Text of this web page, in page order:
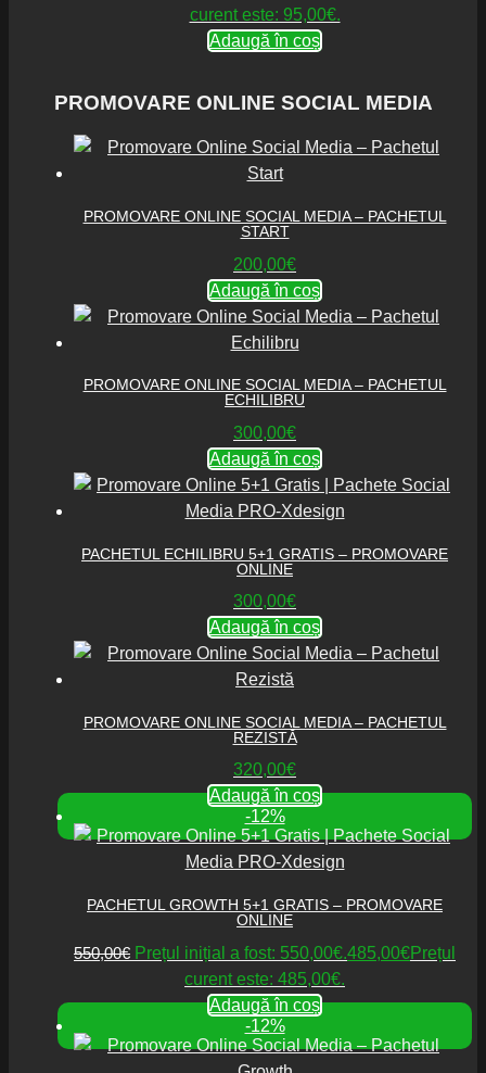
curent este: 95,00€.
Adaugă în coș
PROMOVARE ONLINE SOCIAL MEDIA
PROMOVARE ONLINE SOCIAL MEDIA – PACHETUL
START
200,00€
Adaugă în coș
PROMOVARE ONLINE SOCIAL MEDIA – PACHETUL
ECHILIBRU
300,00€
Adaugă în coș
PACHETUL ECHILIBRU 5+1 GRATIS – PROMOVARE
ONLINE
300,00€
Adaugă în coș
PROMOVARE ONLINE SOCIAL MEDIA – PACHETUL
REZISTĂ
320,00€
Adaugă în coș
-12%
PACHETUL GROWTH 5+1 GRATIS – PROMOVARE
ONLINE
550,00€ Prețul inițial a fost: 550,00€.485,00€Prețul
curent este: 485,00€.
Adaugă în coș
-12%